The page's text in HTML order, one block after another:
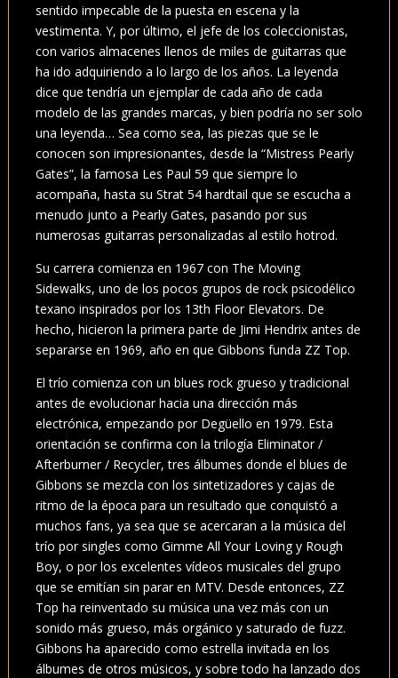
sentido impecable de la puesta en escena y la
vestimenta. Y, por último, el jefe de los coleccionistas,
con varios almacenes llenos de miles de guitarras que
ha ido adquiriendo a lo largo de los años. La leyenda
dice que tendría un ejemplar de cada año de cada
modelo de las grandes marcas, y bien podría no ser solo
una leyenda… Sea como sea, las piezas que se le
conocen son impresionantes, desde la “Mistress Pearly
Gates”, la famosa Les Paul 59 que siempre lo
acompaña, hasta su Strat 54 hardtail que se escucha a
menudo junto a Pearly Gates, pasando por sus
numerosas guitarras personalizadas al estilo hotrod.
Su carrera comienza en 1967 con The Moving
Sidewalks, uno de los pocos grupos de rock psicodélico
texano inspirados por los 13th Floor Elevators. De
hecho, hicieron la primera parte de Jimi Hendrix antes de
separarse en 1969, año en que Gibbons funda ZZ Top.
El trío comienza con un blues rock grueso y tradicional
antes de evolucionar hacia una dirección más
electrónica, empezando por Degüello en 1979. Esta
orientación se confirma con la trilogía Eliminator /
Afterburner / Recycler, tres álbumes donde el blues de
Gibbons se mezcla con los sintetizadores y cajas de
ritmo de la época para un resultado que conquistó a
muchos fans, ya sea que se acercaran a la música del
trío por singles como Gimme All Your Loving y Rough
Boy, o por los excelentes vídeos musicales del grupo
que se emitían sin parar en MTV. Desde entonces, ZZ
Top ha reinventado su música una vez más con un
sonido más grueso, más orgánico y saturado de fuzz.
Gibbons ha aparecido como estrella invitada en los
álbumes de otros músicos, y sobre todo ha lanzado dos